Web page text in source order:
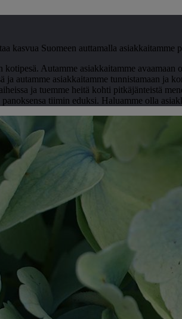
kasvua Suomeen auttamalla
kotipesä. Autamme asiakkaitamme
ja autamme asiakkaitamme tunnistamaan ja
ja tuemme heitä kohti pitkäjänteistä
panoksensa tiimin eduksi. Haluamme olla